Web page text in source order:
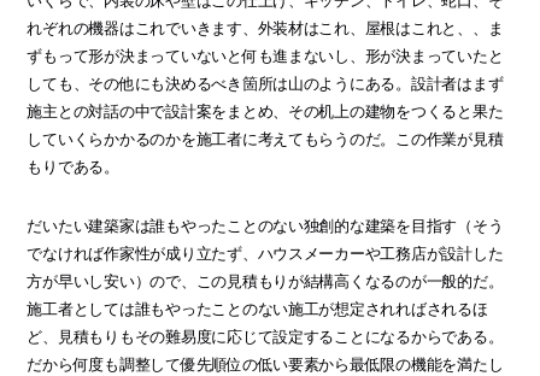
れぞれの機器はこれでいきます、外装材はこれ、屋根はこれと、、ま
ずもって形が決まっていないと何も進まないし、形が決まっていたと
しても、その他にも決めるべき箇所は山のようにある。設計者はまず
施主との対話の中で設計案をまとめ、その机上の建物をつくると果た
していくらかかるのかを施工者に考えてもらうのだ。この作業が見積
もりである。
だいたい建築家は誰もやったことのない独創的な建築を目指す（そう
でなければ作家性が成り立たず、ハウスメーカーや工務店が設計した
方が早いし安い）ので、この見積もりが結構高くなるのが一般的だ。
施工者としては誰もやったことのない施工が想定されればされるほ
ど、見積もりもその難易度に応じて設定することになるからである。
だから何度も調整して優先順位の低い要素から最低限の機能を満たし